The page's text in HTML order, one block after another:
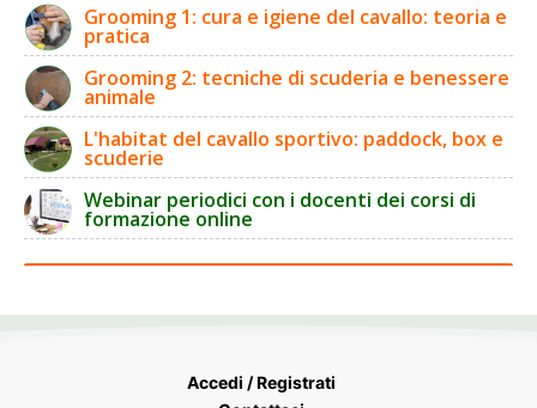
Grooming 1: cura e igiene del cavallo: teoria e
pratica
Grooming 2: tecniche di scuderia e benessere
animale
L'habitat del cavallo sportivo: paddock, box e
scuderie
Webinar periodici con i docenti dei corsi di
formazione online
Accedi / Registrati